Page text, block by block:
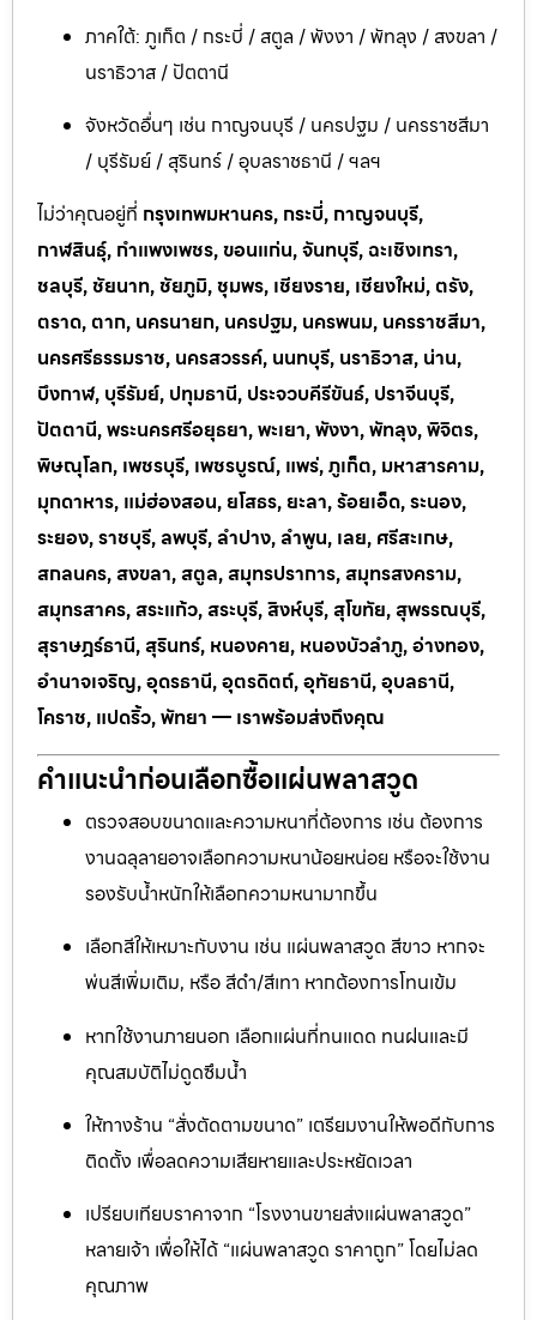
ภาคใต้: ภูเก็ต / กระบี่ / สตูล / พังงา / พัทลุง / สงขลา /
นราธิวาส / ปัตตานี
จังหวัดอื่นๆ เช่น กาญจนบุรี / นครปฐม / นครราชสีมา
/ บุรีรัมย์ / สุรินทร์ / อุบลราชธานี / ฯลฯ
ไม่ว่าคุณอยู่ที่ กรุงเทพมหานคร, กระบี่, กาญจนบุรี,
กาฬสินธุ์, กำแพงเพชร, ขอนแก่น, จันทบุรี, ฉะเชิงเทรา,
ชลบุรี, ชัยนาท, ชัยภูมิ, ชุมพร, เชียงราย, เชียงใหม่, ตรัง,
ตราด, ตาก, นครนายก, นครปฐม, นครพนม, นครราชสีมา,
นครศรีธรรมราช, นครสวรรค์, นนทบุรี, นราธิวาส, น่าน,
บึงกาฬ, บุรีรัมย์, ปทุมธานี, ประจวบคีรีขันธ์, ปราจีนบุรี,
ปัตตานี, พระนครศรีอยุธยา, พะเยา, พังงา, พัทลุง, พิจิตร,
พิษณุโลก, เพชรบุรี, เพชรบูรณ์, แพร่, ภูเก็ต, มหาสารคาม,
มุกดาหาร, แม่ฮ่องสอน, ยโสธร, ยะลา, ร้อยเอ็ด, ระนอง,
ระยอง, ราชบุรี, ลพบุรี, ลำปาง, ลำพูน, เลย, ศรีสะเกษ,
สกลนคร, สงขลา, สตูล, สมุทรปราการ, สมุทรสงคราม,
สมุทรสาคร, สระแก้ว, สระบุรี, สิงห์บุรี, สุโขทัย, สุพรรณบุรี,
สุราษฎร์ธานี, สุรินทร์, หนองคาย, หนองบัวลำภู, อ่างทอง,
อำนาจเจริญ, อุดรธานี, อุตรดิตถ์, อุทัยธานี, อุบลธานี,
โคราช, แปดริ้ว, พัทยา — เราพร้อมส่งถึงคุณ
คำแนะนำก่อนเลือกซื้อแผ่นพลาสวูด
ตรวจสอบขนาดและความหนาที่ต้องการ เช่น ต้องการ
งานฉลุลายอาจเลือกความหนาน้อยหน่อย หรือจะใช้งาน
รองรับน้ำหนักให้เลือกความหนามากขึ้น
เลือกสีให้เหมาะกับงาน เช่น แผ่นพลาสวูด สีขาว หากจะ
พ่นสีเพิ่มเติม, หรือ สีดำ/สีเทา หากต้องการโทนเข้ม
หากใช้งานภายนอก เลือกแผ่นที่ทนแดด ทนฝนและมี
คุณสมบัติไม่ดูดซึมน้ำ
ให้ทางร้าน “สั่งตัดตามขนาด” เตรียมงานให้พอดีกับการ
ติดตั้ง เพื่อลดความเสียหายและประหยัดเวลา
เปรียบเทียบราคาจาก “โรงงานขายส่งแผ่นพลาสวูด”
หลายเจ้า เพื่อให้ได้ “แผ่นพลาสวูด ราคาถูก” โดยไม่ลด
คุณภาพ